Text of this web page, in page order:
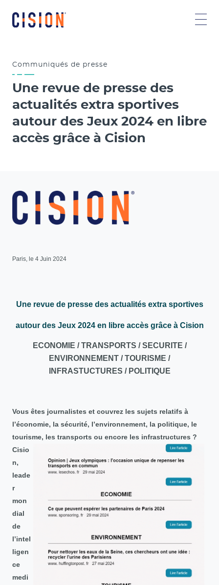
Communiqués de presse
Une revue de presse des
actualités extra sportives
autour des Jeux 2024 en libre
accès grâce à Cision
Paris, le 4 Juin 2024
Une revue de presse des actualités extra sportives
autour des Jeux 2024 en libre accès grâce à Cision
ECONOMIE / TRANSPORTS / SECURITE /
ENVIRONNEMENT / TOURISME /
INFRASTUCTURES / POLITIQUE
Vous êtes journalistes et couvrez les sujets relatifs à
l’économie, la sécurité, l’environnement, la politique, le
tourisme, les transports ou encore les infrastructures ?
Cisio
n,
leade
r
mon
dial
de
l’intel
ligen
ce
medi